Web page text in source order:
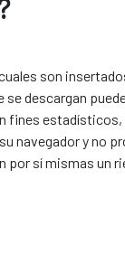
son
descargan
navegador y
sí mismas un